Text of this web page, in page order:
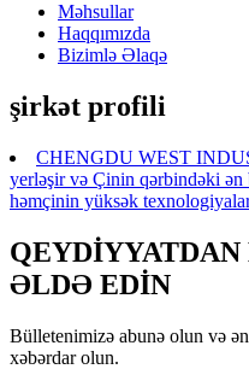
Məhsullar
Haqqımızda
Bizimlə Əlaqə
şirkət profili
CHENGDU WEST
yerləşir və Çinin qərbindəki
həmçinin yüksək
ƏLDƏ EDİN
Bülletenimizə abunə olun və
xəbərdar olun.